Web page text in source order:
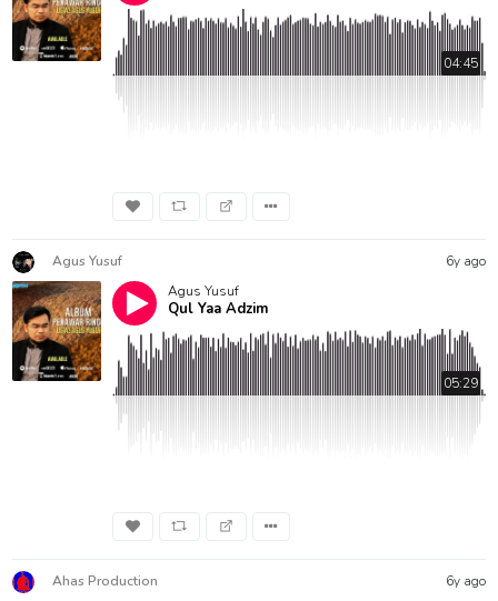
04:45
Agus Yusuf
6y ago
Agus Yusuf
Qul Yaa Adzim
05:29
Ahas Production 6y ago